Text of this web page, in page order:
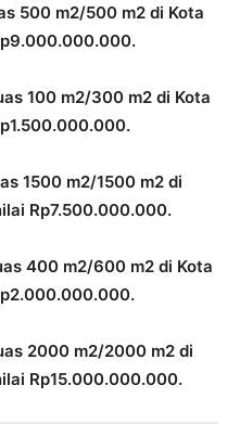
500 m2/500 m2 di Kota
100 m2/300 m2 di Kota
1500 m2/1500 m2 di
Rp7.500.000.000.
400 m2/600 m2 di Kota
2000 m2/2000 m2 di
Rp15.000.000.000.